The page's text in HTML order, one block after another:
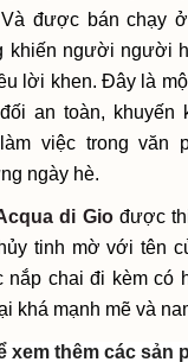
được bán chạy
khiến người người
lời khen. Đây là
an toàn, khuyến
việc trong văn
ngày hè.
di Giođược
tinh mờ với tên
nắp chai đi kèm có
khá mạnh mẽ và
xem thêm các sản